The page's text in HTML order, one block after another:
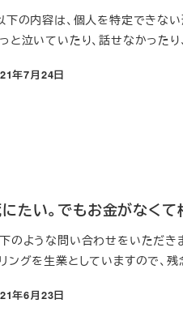
下の内容は、個人を特定できない
と泣いていたり、話せなかった
日
年7月24日
たい。でもお金がなく
のような問い合わせをいただき
ングを生業としていますので、
日
年6月23日